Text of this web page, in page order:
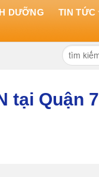
DƯỠNG TIN TỨC
Tìm
kiếm:
tại Quận 7